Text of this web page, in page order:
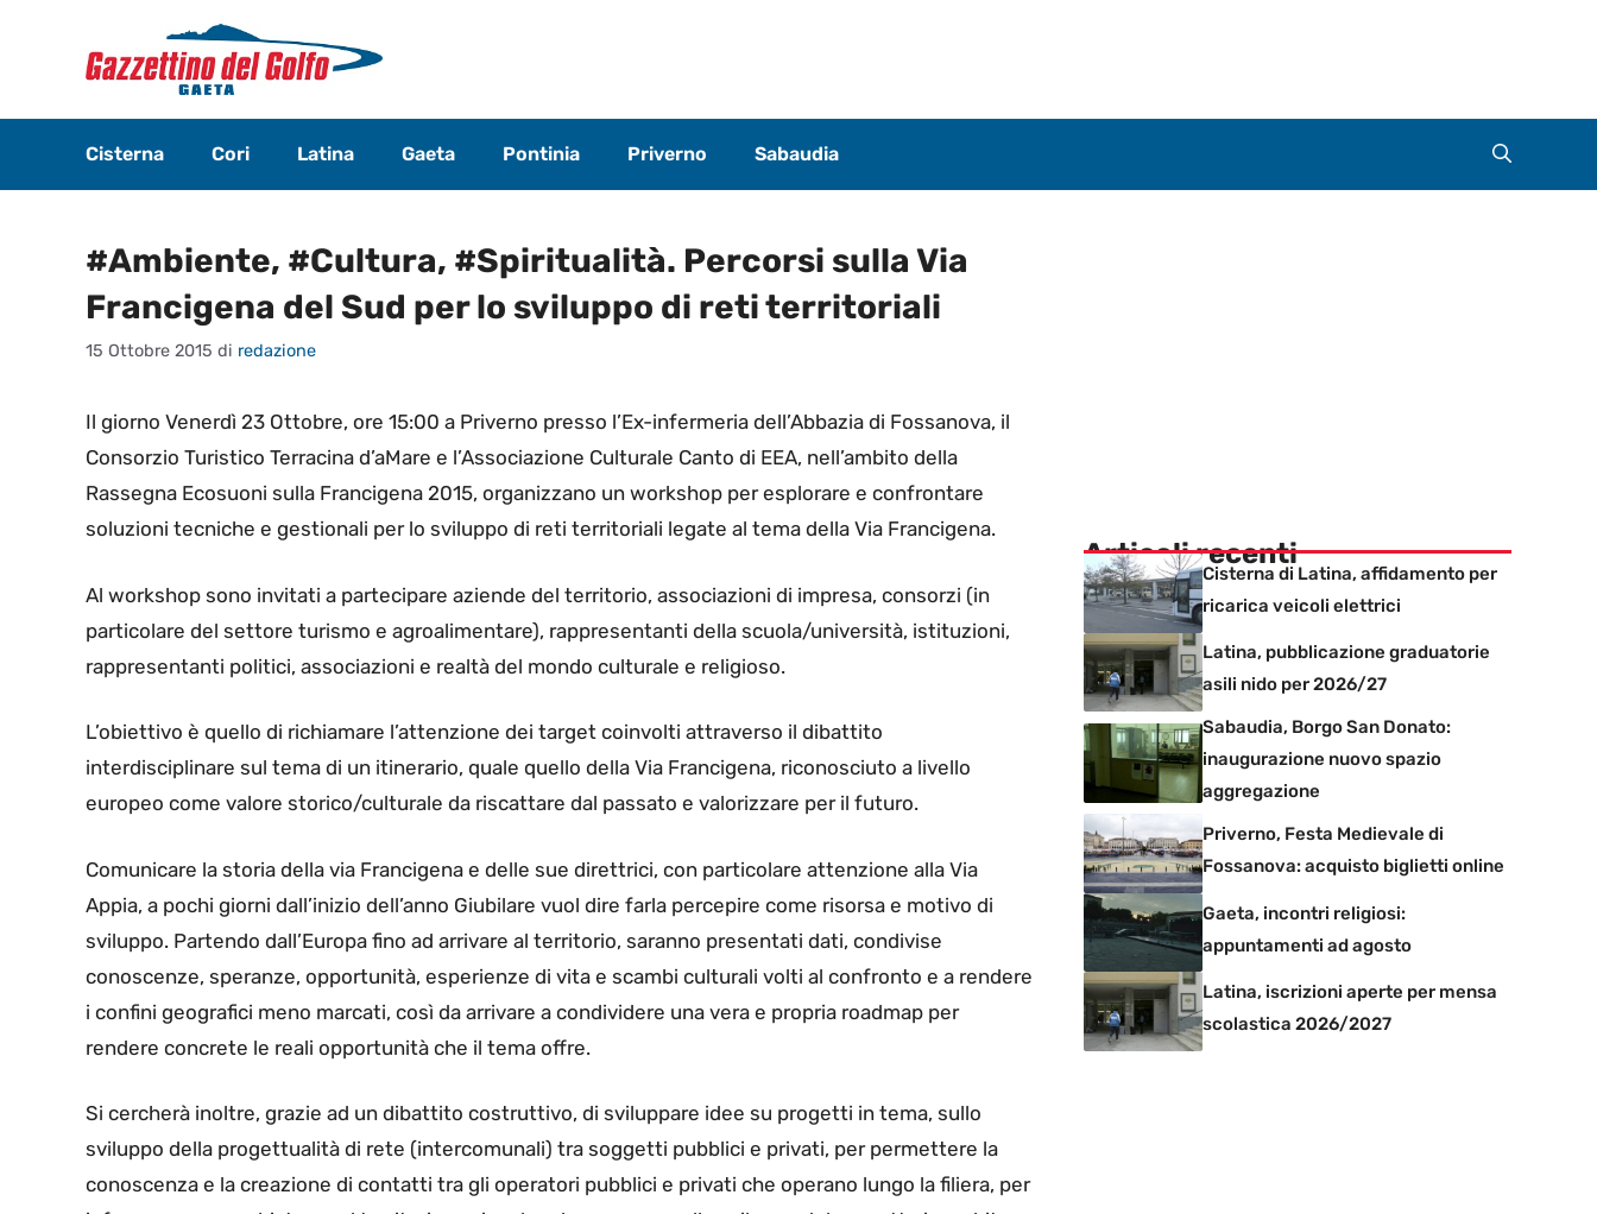
contenuto
Cisterna Cori Latina Gaeta Pontinia Priverno Sabaudia
#Ambiente, #Cultura, #Spiritualità. Percorsi sulla Via
Francigena del Sud per lo sviluppo di reti territoriali
15 Ottobre 2015 di redazione
Il giorno Venerdì 23 Ottobre, ore 15:00 a Priverno presso l’Ex-infermeria dell’Abbazia di Fossanova, il
Consorzio Turistico Terracina d’aMare e l’Associazione Culturale Canto di EEA, nell’ambito della
Rassegna Ecosuoni sulla Francigena 2015, organizzano un workshop per esplorare e confrontare
soluzioni tecniche e gestionali per lo sviluppo di reti territoriali legate al tema della Via Francigena.
Al workshop sono invitati a partecipare aziende del territorio, associazioni di impresa, consorzi (in
particolare del settore turismo e agroalimentare), rappresentanti della scuola/università, istituzioni,
rappresentanti politici, associazioni e realtà del mondo culturale e religioso.
L’obiettivo è quello di richiamare l’attenzione dei target coinvolti attraverso il dibattito
interdisciplinare sul tema di un itinerario, quale quello della Via Francigena, riconosciuto a livello
europeo come valore storico/culturale da riscattare dal passato e valorizzare per il futuro.
Comunicare la storia della via Francigena e delle sue direttrici, con particolare attenzione alla Via
Appia, a pochi giorni dall’inizio dell’anno Giubilare vuol dire farla percepire come risorsa e motivo di
sviluppo. Partendo dall’Europa fino ad arrivare al territorio, saranno presentati dati, condivise
conoscenze, speranze, opportunità, esperienze di vita e scambi culturali volti al confronto e a rendere
i confini geografici meno marcati, così da arrivare a condividere una vera e propria roadmap per
rendere concrete le reali opportunità che il tema offre.
Si cercherà inoltre, grazie ad un dibattito costruttivo, di sviluppare idee su progetti in tema, sullo
sviluppo della progettualità di rete (intercomunali) tra soggetti pubblici e privati, per permettere la
conoscenza e la creazione di contatti tra gli operatori pubblici e privati che operano lungo la filiera, per
Articoli recenti
Cisterna di Latina, affidamento per
ricarica veicoli elettrici
Latina, pubblicazione graduatorie
asili nido per 2026/27
Sabaudia, Borgo San Donato:
inaugurazione nuovo spazio
aggregazione
Priverno, Festa Medievale di
Fossanova: acquisto biglietti online
Gaeta, incontri religiosi:
appuntamenti ad agosto
Latina, iscrizioni aperte per mensa
scolastica 2026/2027